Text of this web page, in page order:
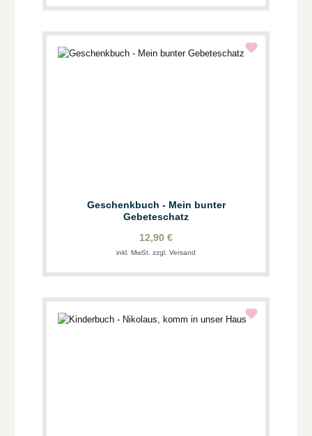
Geschenkbuch - Mein bunter
Gebeteschatz
12,90 €
inkl. MwSt. zzgl. Versand